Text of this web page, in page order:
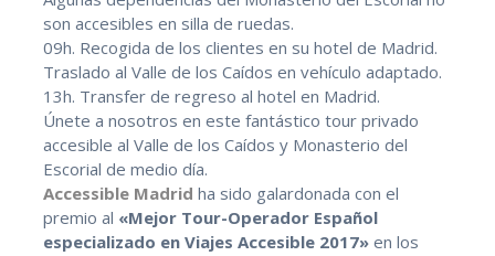
son accesibles en silla de ruedas.
09h. Recogida de los clientes en su hotel de Madrid.
Traslado al Valle de los Caídos en vehículo adaptado.
13h. Transfer de regreso al hotel en Madrid.
Únete a nosotros en este fantástico tour privado
accesible al Valle de los Caídos y Monasterio del
Escorial de medio día.
Accessible Madridha sido galardonada con el
premio al «Mejor Tour-Operador Español
especializado en Viajes Accesible 2017» en los